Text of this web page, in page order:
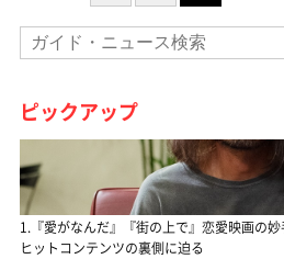
ピックアップ
1.『愛がなんだ』『街の上で』恋愛映画の
ヒットコンテンツの裏側に迫る